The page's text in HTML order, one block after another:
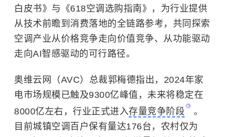
白皮书》与《618空调选购指南》，为行业提供
从技术前瞻到消费落地的全链路参考，共同探索
空调产业从价格竞争走向价值竞争、从功能驱动
走向AI智感驱动的可行路径。
奥维云网（AVC）总裁郭梅德指出，2024年家
电市场规模已触及9300亿峰值，未来将稳定在
8000亿左右，行业正式进入存量竞争阶段
。
目前城镇空调百户保有量达176台，农村仅为